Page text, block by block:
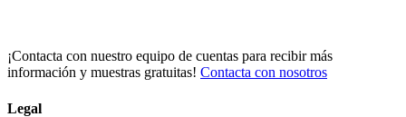
¡Contacta con nuestro equipo de cuentas para recibir más
información y muestras gratuitas! Contacta con nosotros
Legal